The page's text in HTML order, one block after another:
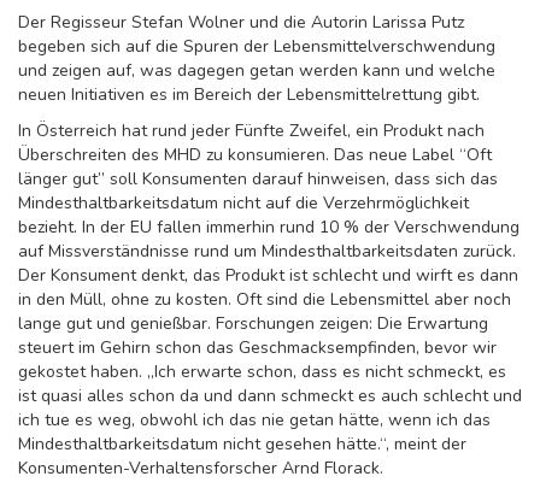
Der Regisseur Stefan Wolner und die Autorin Larissa Putz
begeben sich auf die Spuren der Lebensmittelverschwendung
und zeigen auf, was dagegen getan werden kann und welche
neuen Initiativen es im Bereich der Lebensmittelrettung gibt.
In Österreich hat rund jeder Fünfte Zweifel, ein Produkt nach
Überschreiten des MHD zu konsumieren. Das neue Label “Oft
länger gut” soll Konsumenten darauf hinweisen, dass sich das
Mindesthaltbarkeitsdatum nicht auf die Verzehrmöglichkeit
bezieht. In der EU fallen immerhin rund 10 % der Verschwendung
auf Missverständnisse rund um Mindesthaltbarkeitsdaten zurück.
Der Konsument denkt, das Produkt ist schlecht und wirft es dann
in den Müll, ohne zu kosten. Oft sind die Lebensmittel aber noch
lange gut und genießbar. Forschungen zeigen: Die Erwartung
steuert im Gehirn schon das Geschmacksempfinden, bevor wir
gekostet haben. „Ich erwarte schon, dass es nicht schmeckt, es
ist quasi alles schon da und dann schmeckt es auch schlecht und
ich tue es weg, obwohl ich das nie getan hätte, wenn ich das
Mindesthaltbarkeitsdatum nicht gesehen hätte.“, meint der
Konsumenten-Verhaltensforscher Arnd Florack.